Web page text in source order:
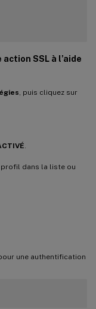
SSL à l’aide
, puis cliquez sur
profil dans la liste ou
une authentification